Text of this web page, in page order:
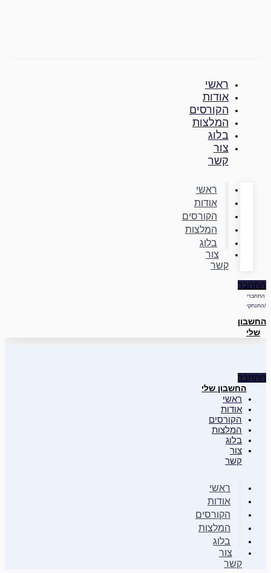
ראשי
אודות
הקורסים
המלצות
בלוג
צור
קשר
ראשי
אודות
הקורסים
המלצות
בלוג
צור
קשר
התחבר
התחברי
/התנתקי
החשבון
שלי
התחבר
החשבון שלי
ראשי
אודות
הקורסים
המלצות
בלוג
צור
קשר
ראשי
אודות
הקורסים
המלצות
בלוג
צור
קשר